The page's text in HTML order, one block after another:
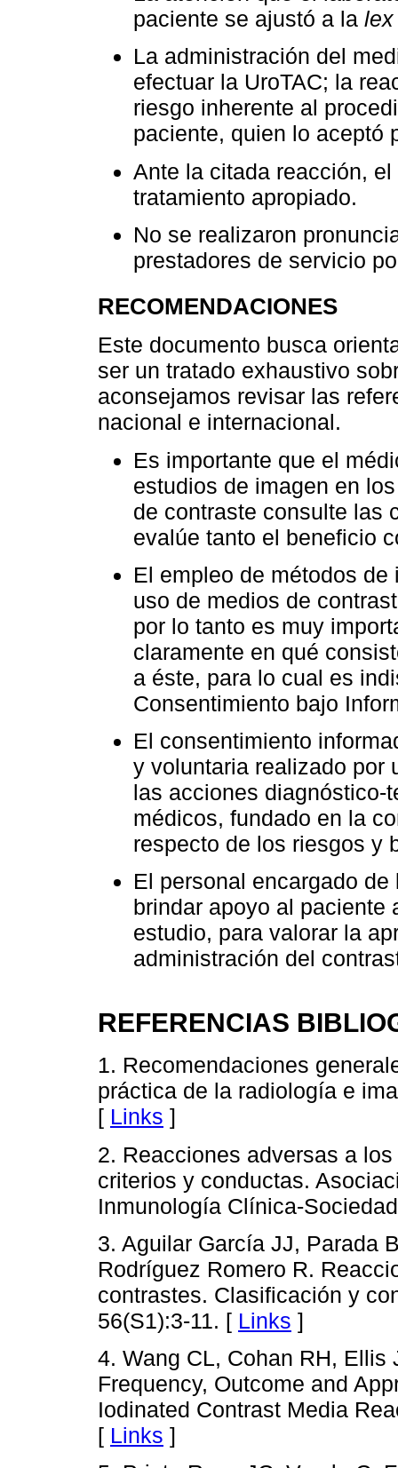
paciente se ajustó a la
La administración del
efectuar la UroTAC; la
riesgo inherente al
paciente, quien lo aceptó
Ante la citada reacción,
tratamiento apropiado.
No se realizaron
prestadores de servicio
RECOMENDACIONES
Este documento busca
ser un tratado exhaustivo
aconsejamos revisar las
nacional e internacional.
Es importante que el
estudios de imagen en
de contraste consulte las
evalúe tanto el beneficio
El empleo de métodos
uso de medios de
por lo tanto es muy
claramente en qué
a éste, para lo cual es
Consentimiento bajo
El consentimiento
y voluntaria realizado por
las acciones diagnóstico-
médicos, fundado en la
respecto de los riesgos y
El personal encargado
brindar apoyo al paciente
estudio, para valorar la
administración del
REFERENCIAS
1. Recomendaciones
práctica de la radiología e
[ Links ]
2. Reacciones adversas a
criterios y conductas.
Inmunología Clínica-
3. Aguilar García JJ, Parada
Rodríguez Romero R.
contrastes. Clasificación y
56(S1):3-11. [ Links ]
4. Wang CL, Cohan RH, Ellis
Frequency, Outcome and
Iodinated Contrast Media
[ Links ]